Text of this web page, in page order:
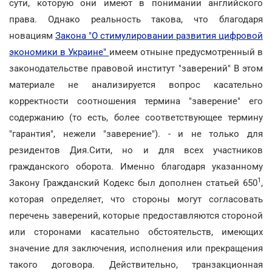
сути, которую они имеют в понимании английского
права. Однако реальность такова, что благодаря
новациям Закона "О стимулировании развития цифровой
экономики в Украине" имеем отныне предусмотренный в
законодательстве правовой институт "заверений" В этом
материале не анализируется вопрос касательно
корректности соотношения термина "заверение" его
содержанию (то есть, более соответствующее термину
"гарантия", нежели "заверение"). - и не только для
резидентов Дия.Сити, но и для всех участников
гражданского оборота. Именно благодаря указанному
Закону Гражданский Кодекс был дополнен статьей 6501 ,
которая определяет, что стороны могут согласовать
перечень заверений, которые предоставляются стороной
или сторонами касательно обстоятельств, имеющих
значение для заключения, исполнения или прекращения
такого договора. Действительно, транзакционная